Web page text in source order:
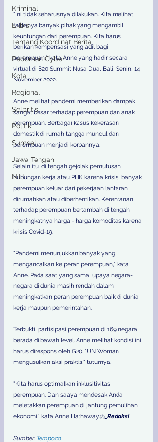
Kriminal
Ekbis
Tentang Koordinat Berita
Pedoman Cyber
Kota
Regional
Selbritis
Politik
Sumsel
Jawa Tengah
NTT
"Ini tidak seharusnya dilakukan. Kita melihat
faktanya banyak pihak yang mengambil
keuntungan dari perempuan. Kita harus
berikan kompensasi yang adil bagi
perempuan," kata Anne yang hadir secara
virtual di B20 Summit Nusa Dua, Bali, Senin, 14
November 2022.
Anne melihat pandemi memberikan dampak
sangat besar terhadap perempuan dan anak
perempuan. Berbagai kasus kekerasan
domestik di rumah tangga muncul dan
perempuan menjadi korbannya.
Selain itu, di tengah gejolak pemutusan
hubungan kerja atau PHK karena krisis, banyak
perempuan keluar dari pekerjaan lantaran
dirumahkan atau diberhentikan. Kerentanan
terhadap perempuan bertambah di tengah
meningkatnya harga - harga komoditas karena
krisis Covid-19.
"Pandemi menunjukkan banyak yang
mengandalkan ke peran perempuan," kata
Anne. Pada saat yang sama, upaya negara-
negara di dunia masih rendah dalam
meningkatkan peran perempuan baik di dunia
kerja maupun pemerintahan.
Terbukti, partisipasi perempuan di 169 negara
berada di bawah level. Anne melihat kondisi ini
harus direspons oleh G20. "UN Woman
mengusulkan aksi praktis," tuturnya.
"Kita harus optimalkan inklusitivitas
perempuan. Dan saaya mendesak Anda
meletakkan perempuan di jantung pemulihan
ekonomi," kata Anne Hathaway.@ _Redaksi
Sumber: Tempo.co